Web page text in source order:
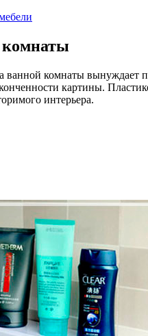
комнаты
ванной комнаты
картины.
интерьера.